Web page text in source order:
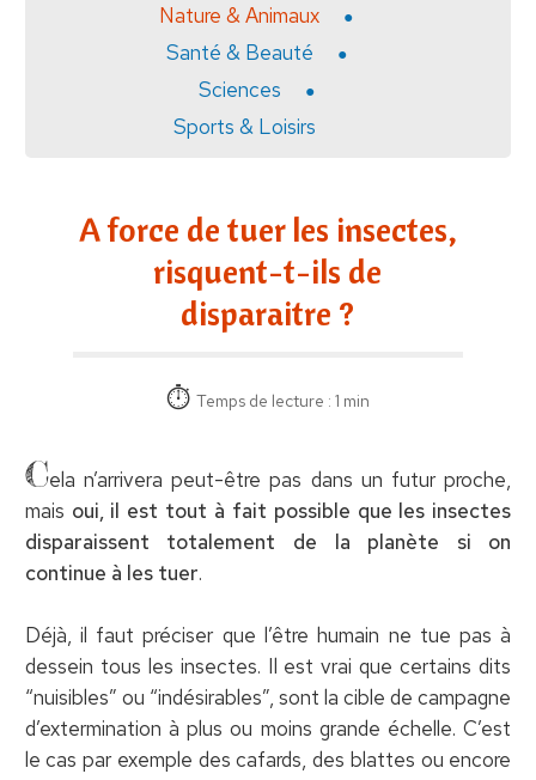
Nature & Animaux
Santé & Beauté
Sciences
Sports & Loisirs
A force de tuer les insectes,
risquent-t-ils de
disparaitre ?
Temps de lecture : 1 min
Cela n’arrivera peut-être pas dans un futur proche,
mais oui, il est tout à fait possible que les insectes
disparaissent totalement de la planète si on
continue à les tuer.
Déjà, il faut préciser que l’être humain ne tue pas à
dessein tous les insectes. Il est vrai que certains dits
“nuisibles” ou “indésirables”, sont la cible de campagne
d’extermination à plus ou moins grande échelle. C’est
le cas par exemple des cafards, des blattes ou encore